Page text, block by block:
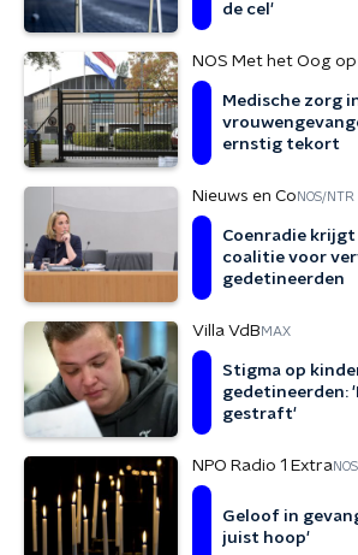
de cel'
NOS Met het Oog
Medische zorg
ernstig tekort
Nieuws en Co NOS/NTR
Coenradie
coalitie voor
gedetineerden
Villa VdB MAX
Stigma op
gedetineerden:
gestraft'
NPO Radio 1 ExtraNOS
Geloof in
juist hoop'